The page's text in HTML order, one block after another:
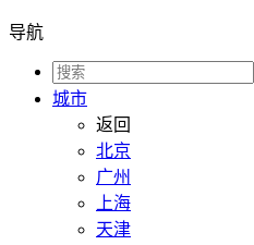
导航
城市
返回
北京
广州
上海
天津